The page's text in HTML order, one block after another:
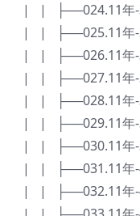
| | ├──024.11年-
| | ├──025.11年-
| | ├──026.11年-
| | ├──027.11年-
| | ├──028.11年-
| | ├──029.11年-
| | ├──030.11年-
| | ├──031.11年-
| | ├──032.11年-